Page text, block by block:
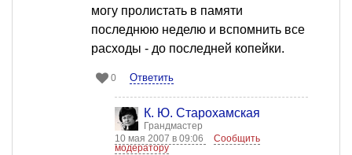
могу пролистать в памяти
последнюю неделю и вспомнить все
расходы - до последней копейки.
0 Ответить
К. Ю. Старохамская
Грандмастер
10 мая 2007 в 09:06
Сообщить
модератору